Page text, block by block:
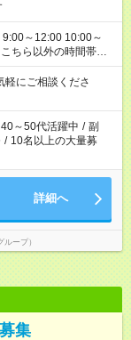
にご相談くださ
40～50代活躍中 / 副
/ 10名以上の大量募
詳細へ
ープ）
集